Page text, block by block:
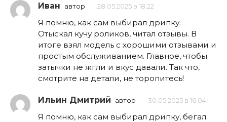
Иван автор 28.05.2025 в 18:22
Я помню, как сам выбирал дрипку.
Отыскал кучу роликов, читал отзывы. В
итоге взял модель с хорошими отзывами и
простым обслуживанием. Главное, чтобы
затычки не жгли и вкус давали. Так что,
смотрите на детали, не торопитесь!
Ильин Дмитрий автор 30.05.2025 в 16:04
Я помню, как сам выбирал дрипку, бегал